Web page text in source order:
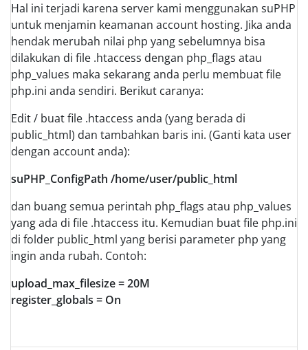
Hal ini terjadi karena server kami menggunakan suPHP
untuk menjamin keamanan account hosting. Jika anda
hendak merubah nilai php yang sebelumnya bisa
dilakukan di file .htaccess dengan php_flags atau
php_values maka sekarang anda perlu membuat file
php.ini anda sendiri. Berikut caranya:
Edit / buat file .htaccess anda (yang berada di
public_html) dan tambahkan baris ini. (Ganti kata user
dengan account anda):
suPHP_ConfigPath /home/user/public_html
dan buang semua perintah php_flags atau php_values
yang ada di file .htaccess itu. Kemudian buat file php.ini
di folder public_html yang berisi parameter php yang
ingin anda rubah. Contoh:
upload_max_filesize = 20M
register_globals = On